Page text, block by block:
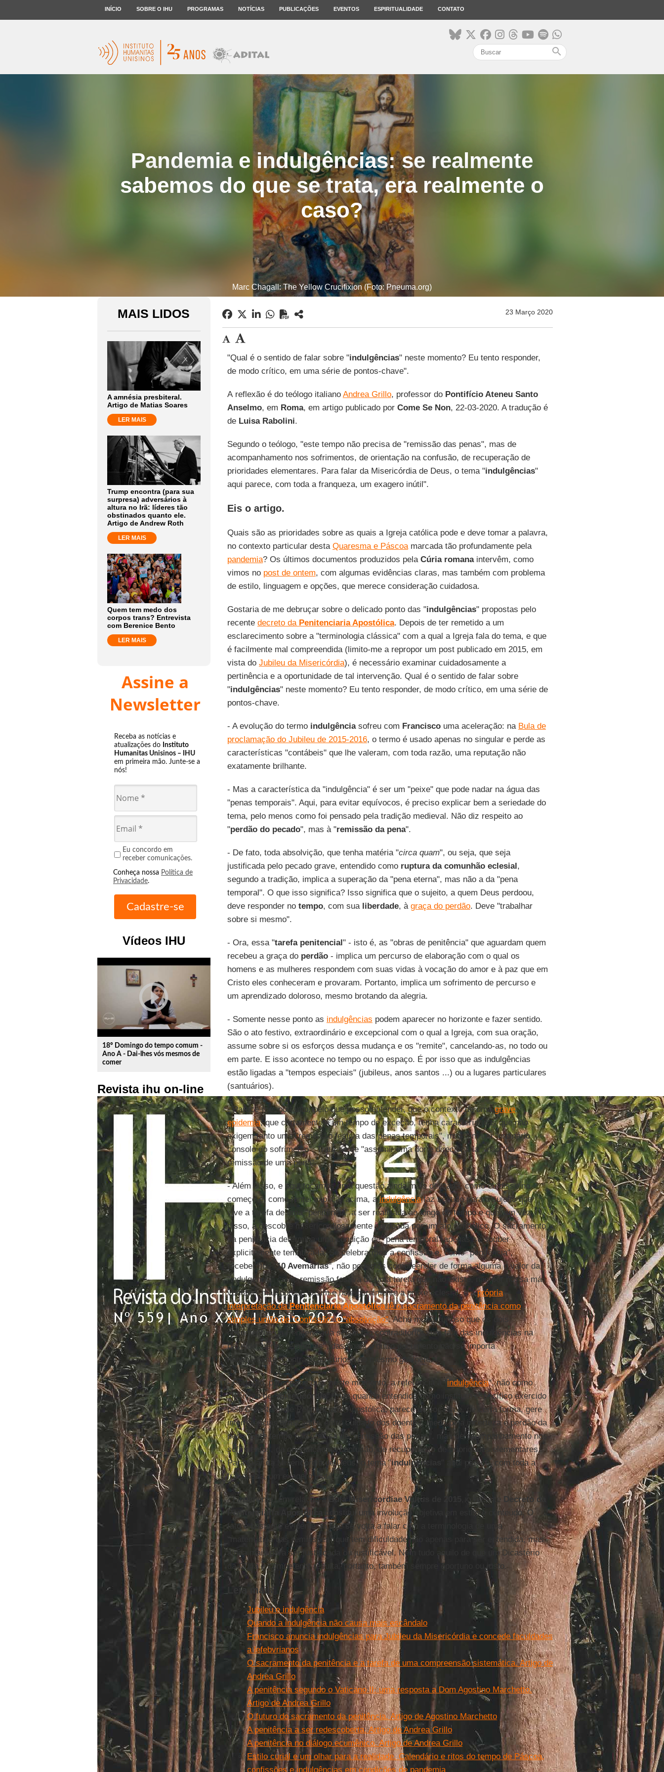
INÍCIO SOBRE O IHU PROGRAMAS NOTÍCIAS PUBLICAÇÕES EVENTOS ESPIRITUALIDADE CONTATO
search
Pandemia e indulgências: se realmente
sabemos do que se trata, era realmente o
caso?
Marc Chagall: The Yellow Crucifixion (Foto: Pneuma.org)
MAIS LIDOS
A amnésia presbiteral.
Artigo de Matias Soares
LER MAIS
Trump encontra (para sua
surpresa) adversários à
altura no Irã: líderes tão
obstinados quanto ele.
Artigo de Andrew Roth
LER MAIS
Quem tem medo dos
corpos trans? Entrevista
com Berenice Bento
LER MAIS
Assine a
Newsletter
Receba as notícias e
atualizações do Instituto
Humanitas Unisinos – IHU
em primeira mão. Junte-se a
nós!
Eu concordo em
receber comunicações.
Conheça nossa Política de
Privacidade.
Vídeos IHU
play_circle_outline
18º Domingo do tempo comum -
Ano A - Dai-lhes vós mesmos de
comer
Revista ihu on-line
23 Março 2020
"Qual é o sentido de falar sobre "indulgências" neste momento? Eu tento responder,
de modo crítico, em uma série de pontos-chave".
A reflexão é do teólogo italiano Andrea Grillo, professor do Pontifício Ateneu Santo
Anselmo, em Roma, em artigo publicado por Come Se Non, 22-03-2020. A tradução é
de Luisa Rabolini.
Segundo o teólogo, "este tempo não precisa de "remissão das penas", mas de
acompanhamento nos sofrimentos, de orientação na confusão, de recuperação de
prioridades elementares. Para falar da Misericórdia de Deus, o tema "indulgências"
aqui parece, com toda a franqueza, um exagero inútil".
Eis o artigo.
Quais são as prioridades sobre as quais a Igreja católica pode e deve tomar a palavra,
no contexto particular desta Quaresma e Páscoamarcada tão profundamente pela
pandemia? Os últimos documentos produzidos pela Cúria romanaintervêm, como
vimos no post de ontem, com algumas evidências claras, mas também com problema
de estilo, linguagem e opções, que merece consideração cuidadosa.
Gostaria de me debruçar sobre o delicado ponto das "indulgências" propostas pelo
recente decreto da Penitenciaria Apostólica. Depois de ter remetido a um
esclarecimento sobre a "terminologia clássica" com a qual a Igreja fala do tema, e que
é facilmente mal compreendida (limito-me a repropor um post publicado em 2015, em
vista do Jubileu da Misericórdia), é necessário examinar cuidadosamente a
pertinência e a oportunidade de tal intervenção. Qual é o sentido de falar sobre
"indulgências" neste momento? Eu tento responder, de modo crítico, em uma série de
pontos-chave.
- A evolução do termo indulgênciasofreu com Franciscouma aceleração: na Bula de
proclamação do Jubileu de 2015-2016, o termo é usado apenas no singular e perde as
características "contábeis" que lhe valeram, com toda razão, uma reputação não
exatamente brilhante.
- Mas a característica da "indulgência" é ser um "peixe" que pode nadar na água das
"penas temporais". Aqui, para evitar equívocos, é preciso explicar bem a seriedade do
tema, pelo menos como foi pensado pela tradição medieval. Não diz respeito ao
"perdão do pecado", mas à "remissão da pena".
- De fato, toda absolvição, que tenha matéria "circa quam", ou seja, que seja
justificada pelo pecado grave, entendido como ruptura da comunhão eclesial,
segundo a tradição, implica a superação da "pena eterna", mas não a da "pena
temporal". O que isso significa? Isso significa que o sujeito, a quem Deus perdoou,
deve responder no tempo, com sua liberdade, à graça do perdão. Deve "trabalhar
sobre si mesmo".
- Ora, essa "tarefa penitencial" - isto é, as "obras de penitência" que aguardam quem
recebeu a graça do perdão- implica um percurso de elaboração com o qual os
homens e as mulheres respondem com suas vidas à vocação do amor e à paz que em
Cristo eles conheceram e provaram. Portanto, implica um sofrimento de percurso e
um aprendizado doloroso, mesmo brotando da alegria.
- Somente nesse ponto as indulgências podem aparecer no horizonte e fazer sentido.
São o ato festivo, extraordinário e excepcional com o qual a Igreja, com sua oração,
assume sobre si os esforços dessa mudança e os "remite", cancelando-as, no todo ou
em parte. E isso acontece no tempo ou no espaço. É por isso que as indulgências
estão ligadas a "tempos especiais" (jubileus, anos santos ...) ou a lugares particulares
(santuários).
- Parece-me, portanto, pelo que posso entender, que o contexto de umagrave
epidemia, que certamente é um tempo de exceção, tenha características que não
exigem tanto uma "remissão festiva das penas temporais", mas sim um "ordinário
consolo do sofrimento". Trata-se de "assumir uma dor e direcioná-la", não “da
remissão de uma pena".
- Além disso, e aqui tocamos uma questão ainda mais delicada, como eu disse no
começo e, como tentei explicar acima, aindulgênciafaz sentido para o sujeito que
vive a tarefa de uma "penitência" a ser realizada ao longo do tempo e que, em vez
disso, a descobre misericordiosamente perdoada por um ato simbólico. O sacramento
da penitência determina uma condição de "pena temporal" apenas se souber
explicitamente tematizá-la. Se celebrarmos a confissão e, como "penitência",
recebermos "10 Avemarias", não podemos compreender de forma alguma o valor da
"indulgência" como remissão festiva de uma tarefa que não existe, não por nossa má
vontade, mas porque assim é hoje geralmente a praxe eclesial, e aprópria
interpretação daPenitenciaria Apostólicalê o sacramento da penitência como
simples união de "confissão" e "absolvição". Acho muito curioso que os dois
documentos da Penitenciária sejam tão contraditórios: um fala das indulgências na
base de "penas temporais", das quais o outro documento não se importa
minimamente. Contradição curiosa no mesmo gabinete.
- Portanto, parece-me que, neste momento, a referência à " indulgência", não como
sinônimo de "misericórdia ", mas quando entendida como instituto específico exercido
pelo Dicastério de Penitenciaria Apostólica, parece deslocada e, de certa forma, gere
interferências arriscadas, entre cuidado dos doentes, medo pela incerteza e perdão da
pena. Este tempo não precisa de "remissão das penas", mas de acompanhamento nos
sofrimentos, de orientação na confusão, de recuperação de prioridades elementares.
Para falar da Misericórdia de Deus, o tema "indulgências
" aqui parece, com toda a
franqueza, um exagero inútil.
- Finalmente, em relação à Bula Misericordiae Vultus de 2015 , o recente Decreto da
Penitenciaria Apostólica
constitui uma involução objetiva em estilo e conteúdo. O
fato é bastante evidente, já que se volta a falar com a terminologia de uma
"matemática das remissões" que tem dificuldade não apenas para ser entendida, mas
ainda mais para ser justificada ou justificável. Nem tudo aquilo de que um Dicastério
da Cúria é competente resulta, portanto, também sempre oportuno ou justo.
Leia mais
Jubileu e indulgência
Quando a indulgência não causa mais escândalo
Francisco anuncia indulgências para Jubileu da Misericórdia e concede faculdades
a lefebvrianos
O sacramento da penitência e a tarefa de uma compreensão sistemática. Artigo de
Andrea Grillo
A penitência segundo o Vaticano II: uma resposta a Dom Agostino Marchetto.
Artigo de Andrea Grillo
O futuro do sacramento da penitência. Artigo de Agostino Marchetto
A penitência a ser redescoberta. Artigo de Andrea Grillo
A penitência no diálogo ecumênico. Artigo de Andrea Grillo
Estilo curial e um olhar para a realidade. Calendário e ritos do tempo de Páscoa,
confissões e indulgências em condições de pandemia